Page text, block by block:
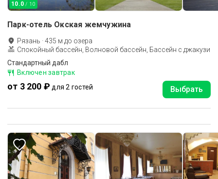
10.0 / 10
Парк-отель Окская жемчужина
Рязань ·435 м до озера
Спокойный бассейн, Волновой бассейн, Бассейн с джакузи
Стандартный дабл
Включен завтрак
от 3 200 ₽ для 2 гостей Выбрать